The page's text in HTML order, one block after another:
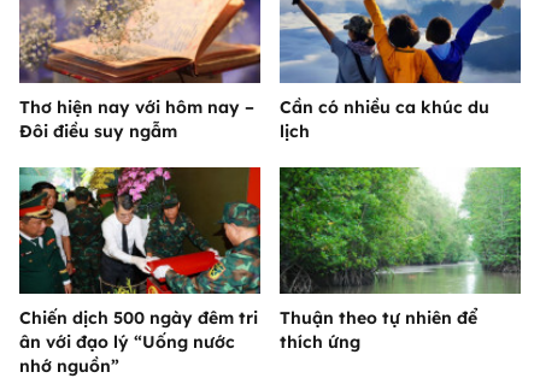
Thơ hiện nay với hôm nay –
Đôi điều suy ngẫm
Cần có nhiều ca khúc du
lịch
Chiến dịch 500 ngày đêm tri
ân với đạo lý “Uống nước
nhớ nguồn”
Thuận theo tự nhiên để
thích ứng